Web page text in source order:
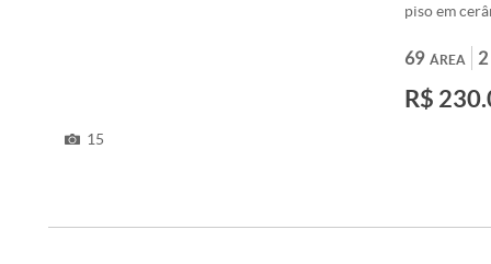
15
piso em
cerâmica.
ÁREA
69 2
R$